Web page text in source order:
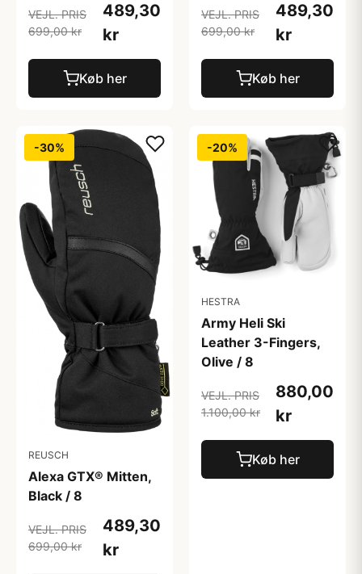
VEJL. PRIS
699,00 kr
489,30
kr
Køb her
VEJL. PRIS
699,00 kr
489,30
kr
Køb her
-30%
REUSCH
Alexa GTX® Mitten,
Black / 8
VEJL. PRIS
699,00 kr
489,30
kr
-20%
HESTRA
Army Heli Ski
Leather 3-Fingers,
Olive / 8
VEJL. PRIS
1.100,00 kr
880,00
kr
Køb her